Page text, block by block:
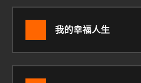
我的幸福人生